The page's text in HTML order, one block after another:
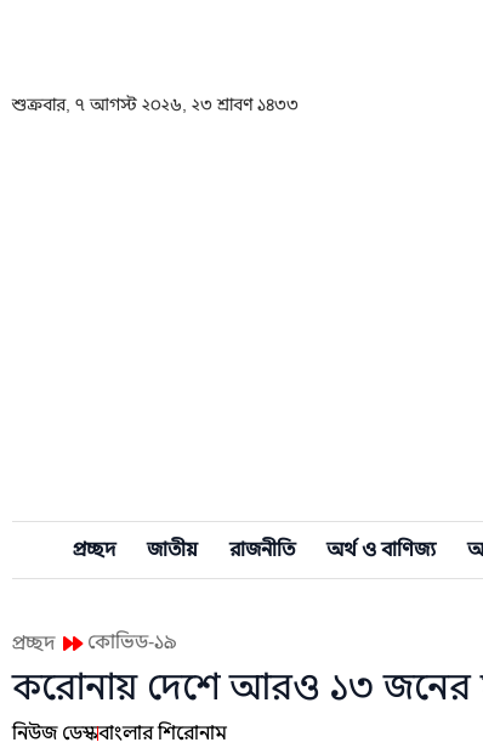
শুক্রবার, ৭ আগস্ট ২০২৬, ২৩ শ্রাবণ ১৪৩৩
প্রচ্ছদ জাতীয় রাজনীতি অর্থ ও বাণিজ্য
প্রচ্ছদ কোভিড-১৯
করোনায় দেশে আরও ১৩ জনের
নিউজ ডেস্কবাংলার শিরোনাম